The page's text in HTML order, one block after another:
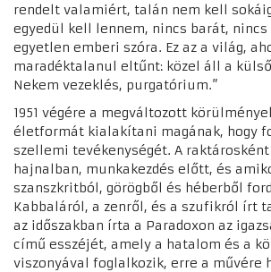
rendelt valamiért, talán nem kell
egyedül kell lennem, nincs barát, nincs
egyetlen emberi szóra. Ez az a világ,
maradéktalanul eltűnt: közel áll a
Nekem vezeklés, purgatórium.”
1951 végére a megváltozott
életformát kialakítani magának, hogy
szellemi tevékenységét. A
hajnalban, munkakezdés előtt, és
szanszkritból, görögből és héberből
Kabbaláról, a zenről, és a szufikról írt
az időszakban írta a Paradoxon az
című esszéjét, amely a hatalom és a
viszonyával foglalkozik, erre a művére